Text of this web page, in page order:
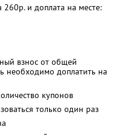
260р. и доплата на месте:
взнос от общей
необходимо доплатить на
купонов
только один раз